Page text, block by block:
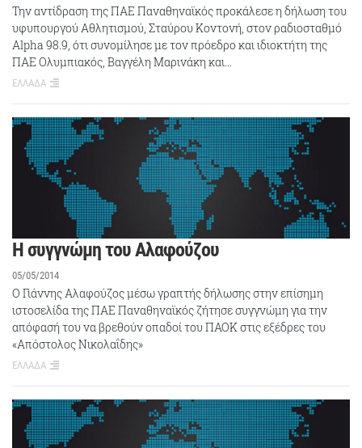
Την αντίδραση της ΠΑΕ Παναθηναϊκός προκάλεσε η δήλωση του
υφυπουργού Αθλητισμού, Σταύρου Κοντονή, στον ραδιοσταθμό
Alpha 98.9, ότι συνομίλησε με τον πρόεδρο και ιδιοκτήτη της
ΠΑΕ Ολυμπιακός, Βαγγέλη Μαρινάκη και…
ΕΛΛΑΔΑ
Η συγγνώμη του Αλαφούζου
05/05/2014
Ο Γιάννης Αλαφούζος μέσω γραπτής δήλωσης στην επίσημη
ιστοσελίδα της ΠΑΕ Παναθηναϊκός ζήτησε συγγνώμη για την
απόφασή του να βρεθούν οπαδοί του ΠΑΟΚ στις εξέδρες του
«Απόστολος Νικολαΐδης»
ΕΛΛΑΔΑ